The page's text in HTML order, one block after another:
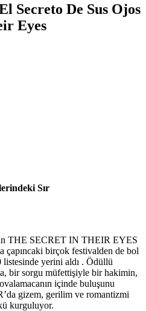
Secreto De Sus Ojos
Eyes
Sır
THE SECRET IN THEIR EYES
birçok festivalden de bol
yerini aldı . Ödüllü
bir sorgu müfettişiyle bir hakimin,
içinde buluşunu
gizem, gerilim ve romantizmi
kurguluyor.